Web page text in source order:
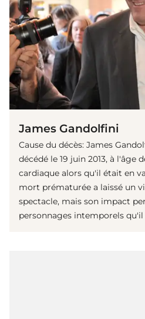
James Gandolfini
Cause du décès: James
décédé le 19 juin 2013, à l'âge
cardiaque alors qu'il était en
mort prématurée a laissé un
spectacle, mais son impact
personnages intemporels